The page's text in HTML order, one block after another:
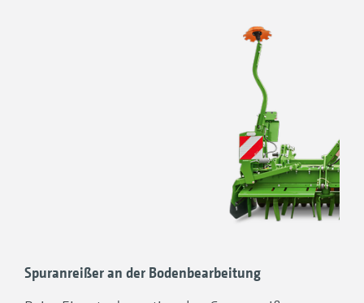
Spuranreißer an der Bodenbearbeitung